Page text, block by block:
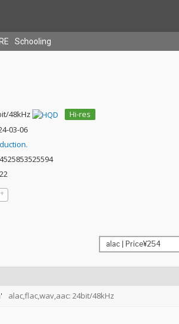
Schooling
48kHz
Hi-res
03-06
alac,flac,wav,aac: 24bit/48kHz